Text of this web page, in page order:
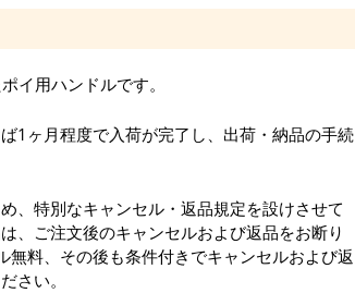
イ用ハンドルです。
1ヶ月程度で入荷が完了し、出荷・納品の手続
、特別なキャンセル・返品規定を設けさせて
、ご注文後のキャンセルおよび返品をお断り
料、その後も条件付きでキャンセルおよび返
さい。